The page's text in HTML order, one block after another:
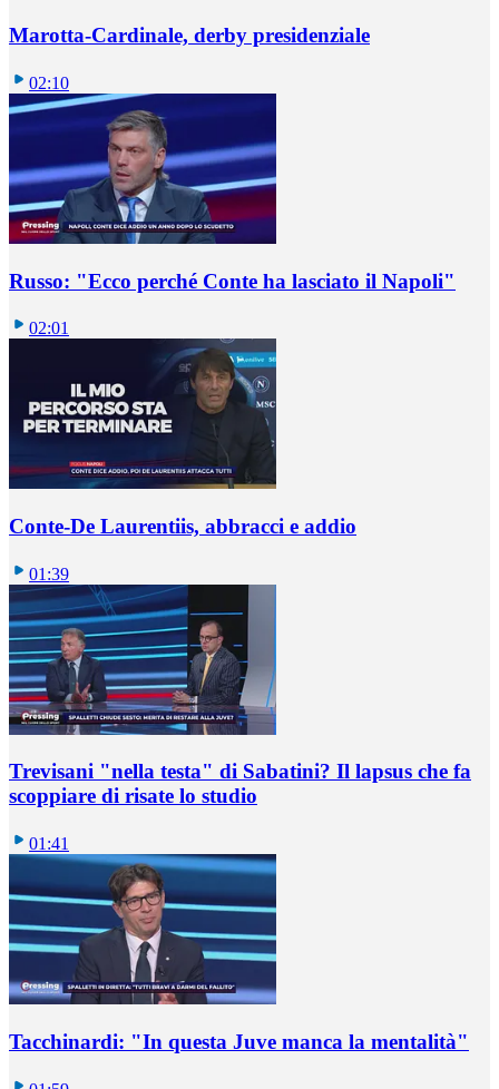
Marotta-Cardinale, derby presidenziale
02:10
Russo: "Ecco perché Conte ha lasciato il Napoli"
02:01
Conte-De Laurentiis, abbracci e addio
01:39
Trevisani "nella testa" di Sabatini? Il lapsus che fa
scoppiare di risate lo studio
01:41
Tacchinardi: "In questa Juve manca la mentalità"